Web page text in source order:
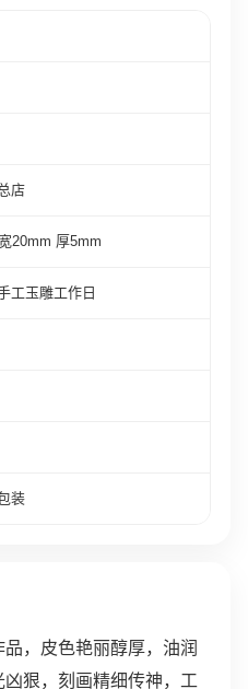
店
20mm 厚5mm
工玉雕工作日
装
，皮色艳丽醇厚，油润
狠，刻画精细传神，工